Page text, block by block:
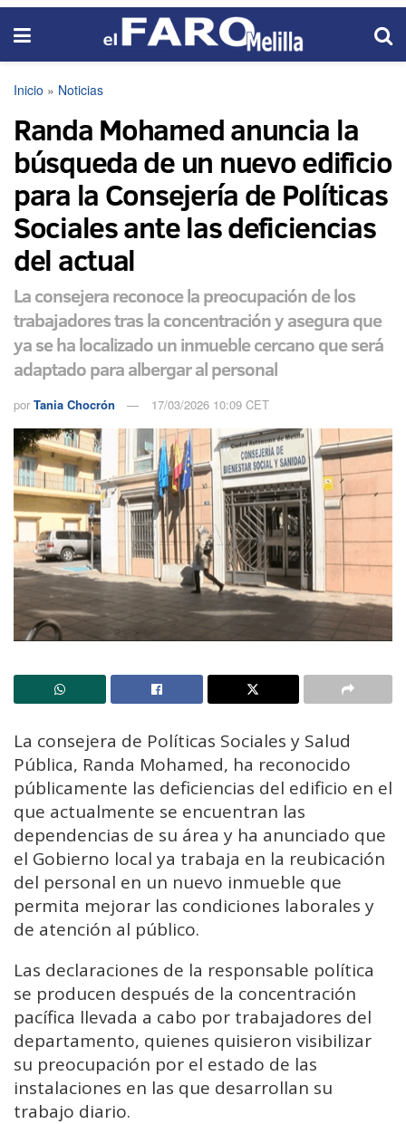
Inicio » Noticias
Randa Mohamed anuncia la
búsqueda de un nuevo edificio
para la Consejería de Políticas
Sociales ante las deficiencias
del actual
La consejera reconoce la preocupación de los
trabajadores tras la concentración y asegura que
ya se ha localizado un inmueble cercano que será
adaptado para albergar al personal
por Tania Chocrón 17/03/2026 10:09 CET
La consejera de Políticas Sociales y Salud
Pública, Randa Mohamed, ha reconocido
públicamente las deficiencias del edificio en el
que actualmente se encuentran las
dependencias de su área y ha anunciado que
el Gobierno local ya trabaja en la reubicación
del personal en un nuevo inmueble que
permita mejorar las condiciones laborales y
de atención al público.
Las declaraciones de la responsable política
se producen después de la concentración
pacífica llevada a cabo por trabajadores del
departamento, quienes quisieron visibilizar
su preocupación por el estado de las
instalaciones en las que desarrollan su
trabajo diario.